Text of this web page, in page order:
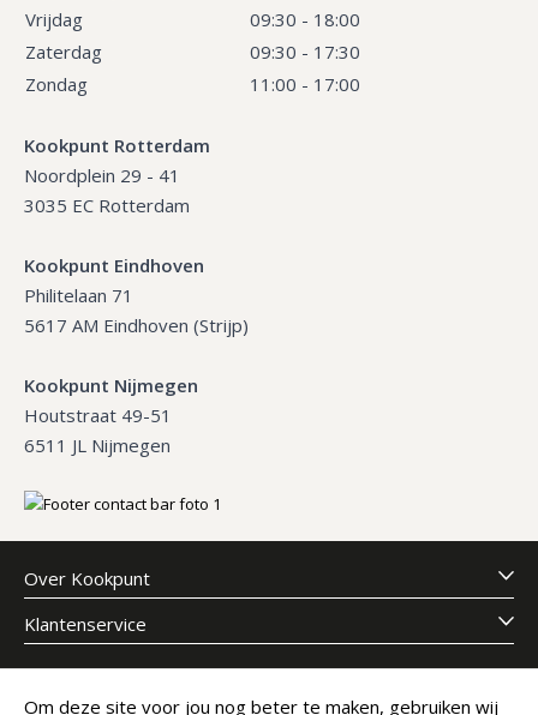
Vrijdag
09:30 - 18:00
Zaterdag
09:30 - 17:30
Zondag
11:00 - 17:00
Kookpunt Rotterdam
Noordplein 29 - 41
3035 EC Rotterdam
Kookpunt Eindhoven
Philitelaan 71
5617 AM Eindhoven (Strijp)
Kookpunt Nijmegen
Houtstraat 49-51
6511 JL Nijmegen
Over Kookpunt
Klantenservice
Meld je aan voor onze nieuwsbrief
Om deze site voor jou nog beter te maken, gebruiken wij